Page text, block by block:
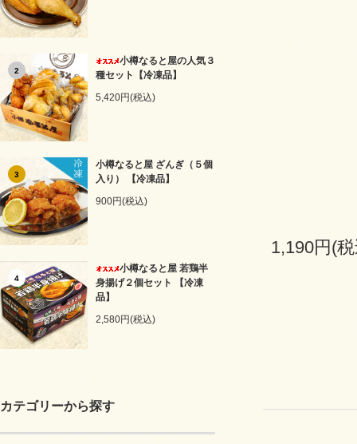
2
小樽なると屋の人気３
種セット【冷凍品】
5,420円(税込)
3
小樽なると屋 ざんぎ（５個
入り） 【冷凍品】
900円(税込)
4
小樽なると屋 若鶏半
身揚げ２個セット 【冷凍
品】
2,580円(税込)
カテゴリーから探す
1,190円(